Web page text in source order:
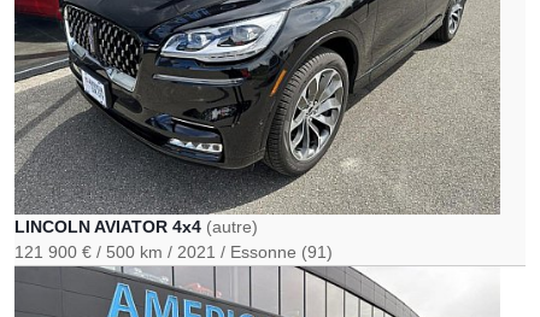
LINCOLN AVIATOR 4x4 (autre)
121 900 €
500 km 2021 Essonne (91)